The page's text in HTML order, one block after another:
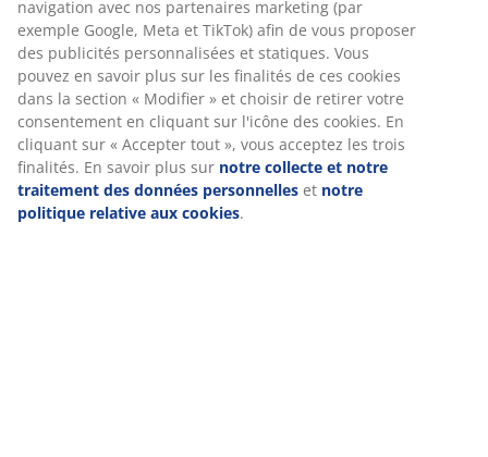
Spécifications
Avis
(250)